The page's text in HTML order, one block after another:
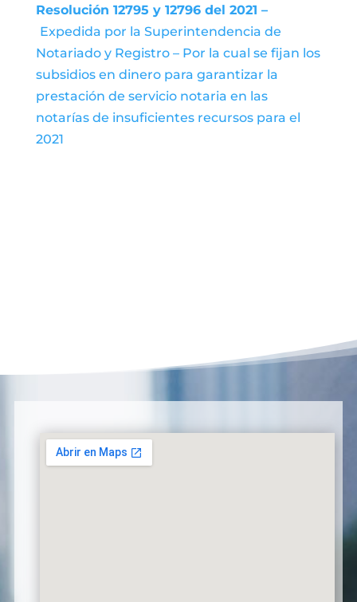
Resolución 12795 y 12796 del 2021 –
Expedida por la Superintendencia de
Notariado y Registro – Por la cual se fijan los
subsidios en dinero para garantizar la
prestación de servicio notaria en las
notarías de insuficientes recursos para el
2021